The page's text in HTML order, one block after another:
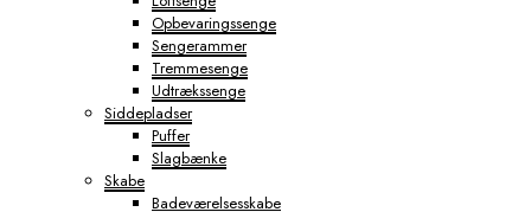
Opbevaringssenge
Sengerammer
Tremmesenge
Udtrækssenge
Siddepladser
Puffer
Slagbænke
Skabe
Badeværelsesskabe